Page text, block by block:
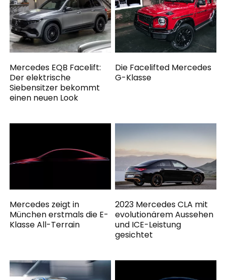
Mercedes EQB Facelift:
Der elektrische
Siebensitzer bekommt
einen neuen Look
Die Facelifted Mercedes
G-Klasse
Mercedes zeigt in
München erstmals die E-
Klasse All-Terrain
2023 Mercedes CLA mit
evolutionärem Aussehen
und ICE-Leistung
gesichtet